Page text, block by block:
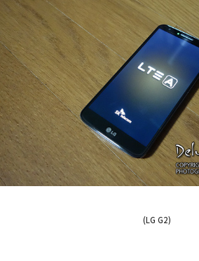
(LG G2)